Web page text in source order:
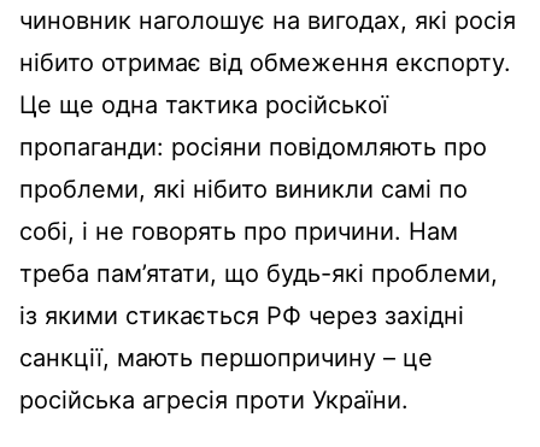
чиновник наголошує на вигодах, які росія
нібито отримає від обмеження експорту.
Це ще одна тактика російської
пропаганди: росіяни повідомляють про
проблеми, які нібито виникли самі по
собі, і не говорять про причини. Нам
треба пам’ятати, що будь-які проблеми,
із якими стикається РФ через західні
санкції, мають першопричину – це
російська агресія проти України.